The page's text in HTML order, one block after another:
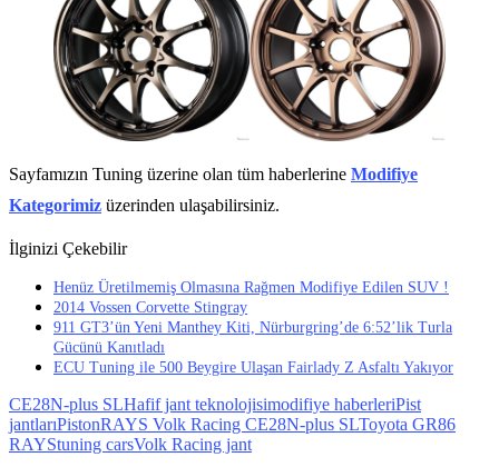
Sayfamızın Tuning üzerine olan tüm haberlerine Modifiye
Kategorimiz üzerinden ulaşabilirsiniz.
İlginizi Çekebilir
Henüz Üretilmemiş Olmasına Rağmen Modifiye Edilen SUV !
2014 Vossen Corvette Stingray
911 GT3’ün Yeni Manthey Kiti, Nürburgring’de 6:52’lik Turla
Gücünü Kanıtladı
ECU Tuning ile 500 Beygire Ulaşan Fairlady Z Asfaltı Yakıyor
CE28N-plus SLHafif jant teknolojisimodifiye haberleriPist
jantlarıPistonRAYS Volk Racing CE28N-plus SLToyota GR86
RAYStuning carsVolk Racing jant